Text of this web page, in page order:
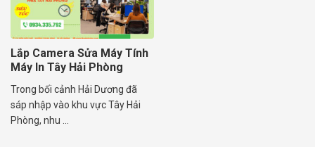
Lắp Camera Sửa Máy Tính
Máy In Tây Hải Phòng
Trong bối cảnh Hải Dương đã
sáp nhập vào khu vực Tây Hải
Phòng, nhu ...